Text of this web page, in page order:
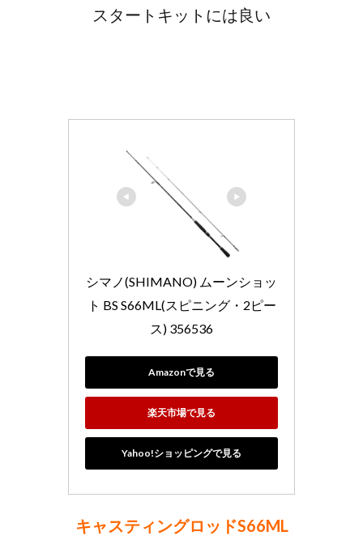
スタートキットには良い
シマノ(SHIMANO) ムーンショッ
ト BS S66ML(スピニング・2ピー
ス) 356536
Amazonで見る
楽天市場で見る
Yahoo!ショッピングで見る
キャスティングロッドS66ML